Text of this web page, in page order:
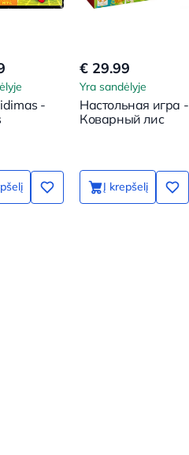
-
€ 29.99
Yra sandėlyje
Настольная игра -
Коварный лис
Į krepšelį